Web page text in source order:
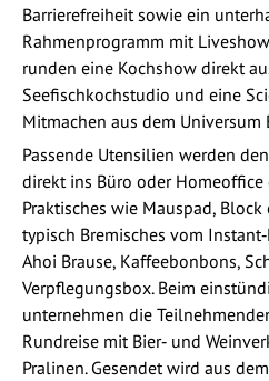
Barrierefreiheit sowie ein
Rahmenprogramm mit
runden eine Kochshow direkt
Seefischkochstudio und eine
Mitmachen aus dem Universum
Passende Utensilien werden
direkt ins Büro oder
Praktisches wie Mauspad,
typisch Bremisches vom
Ahoi Brause, Kaffeebonbons,
Verpflegungsbox. Beim
unternehmen die
Rundreise mit Bier‐ und
Pralinen. Gesendet wird aus